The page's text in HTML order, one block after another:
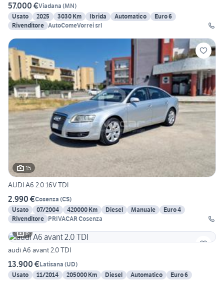
57.000 €Viadana (MN)
Usato
2025 3030 Km Ibrida Automatico
Euro 6
Rivenditore AutoComeVorrei srl
15
AUDI A6 2.0 16V TDI
2.990 €Cosenza (CS)
Usato
07/2004 420000 Km Diesel Manuale
Euro 4
Rivenditore PRIVACAR Cosenza
6
audi A6 avant 2.0 TDI
13.900 €Latisana (UD)
Usato
11/2014 205000 Km Diesel Automatico Euro 6